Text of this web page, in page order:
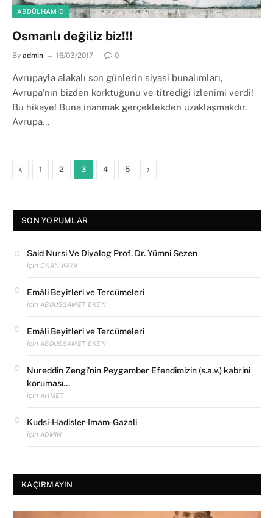
ABDÜLHAMID
Osmanlı değiliz biz!!!
By admin 16/03/2017 0
Avrupayla alakalı son günlerin siyasi bunalımları,
Avrupa’nın bizden korktuğunu ve titrediği izlenimi verdi!
Bu hikaye! Buna inanmak gerçeklekden uzaklaşmakdır.
Avrupa…
Previous
1 2 3 4 5 Next
SON YORUMLAR
Said Nursi Ve Diyalog Prof. Dr. Yümni Sezen
için OKAN KAYA
Emâlî Beyitleri ve Tercümeleri
için ABDUSSAMET EKEN
Emâlî Beyitleri ve Tercümeleri
için ABDUSSAMET EKEN
Nureddin Zengi’nin Peygamber Efendimizin (s.a.v.) kabrini
koruması…
için AHMET
Kudsi-Hadisler-Imam-Gazali
için ADMIN
KAÇIRMAYIN